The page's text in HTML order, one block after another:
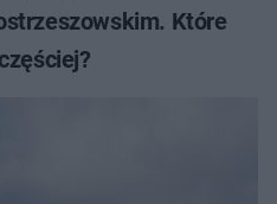
Które